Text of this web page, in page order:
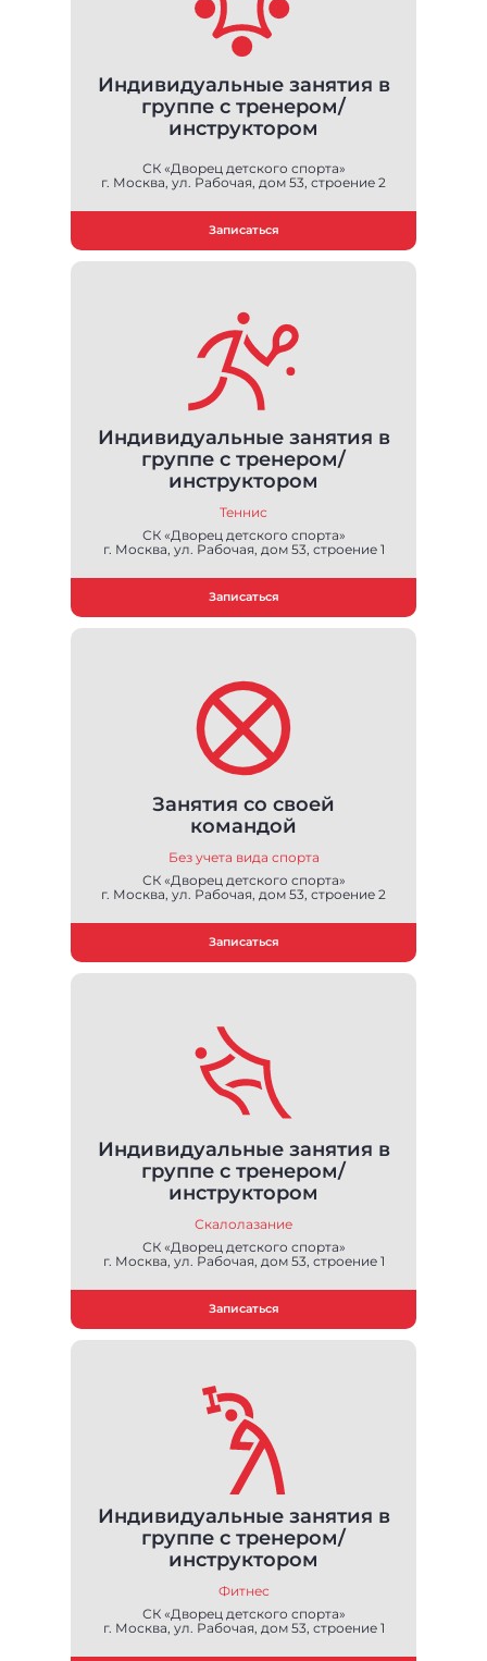
Индивидуальные занятия в
группе с тренером/
инструктором
СК «Дворец детского спорта»
г. Москва, ул. Рабочая, дом 53, строение 2
Записаться
Индивидуальные занятия в
группе с тренером/
инструктором
Теннис
СК «Дворец детского спорта»
г. Москва, ул. Рабочая, дом 53, строение 1
Записаться
Занятия со своей
командой
Без учета вида спорта
СК «Дворец детского спорта»
г. Москва, ул. Рабочая, дом 53, строение 2
Записаться
Индивидуальные занятия в
группе с тренером/
инструктором
Скалолазание
СК «Дворец детского спорта»
г. Москва, ул. Рабочая, дом 53, строение 1
Записаться
Индивидуальные занятия в
группе с тренером/
инструктором
Фитнес
СК «Дворец детского спорта»
г. Москва, ул. Рабочая, дом 53, строение 1